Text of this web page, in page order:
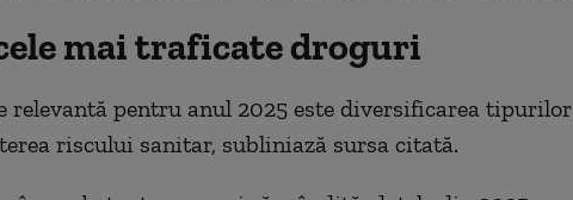
mai traficate droguri
relevantă pentru anul 2025 este diversificarea tipurilor
riscului sanitar, subliniază sursa citată.